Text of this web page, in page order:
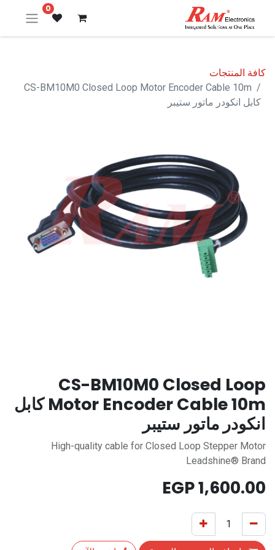
0
كافة المنتجات
CS-BM10M0 Closed Loop Motor Encoder Cable 10m
كابل انكودر ماتور ستيبر
CS-BM10M0 Closed Loop
Motor Encoder Cable 10m كابل
انكودر ماتور ستيبر
High-quality cable for Closed Loop Stepper Motor
Leadshine® Brand
1,600.00